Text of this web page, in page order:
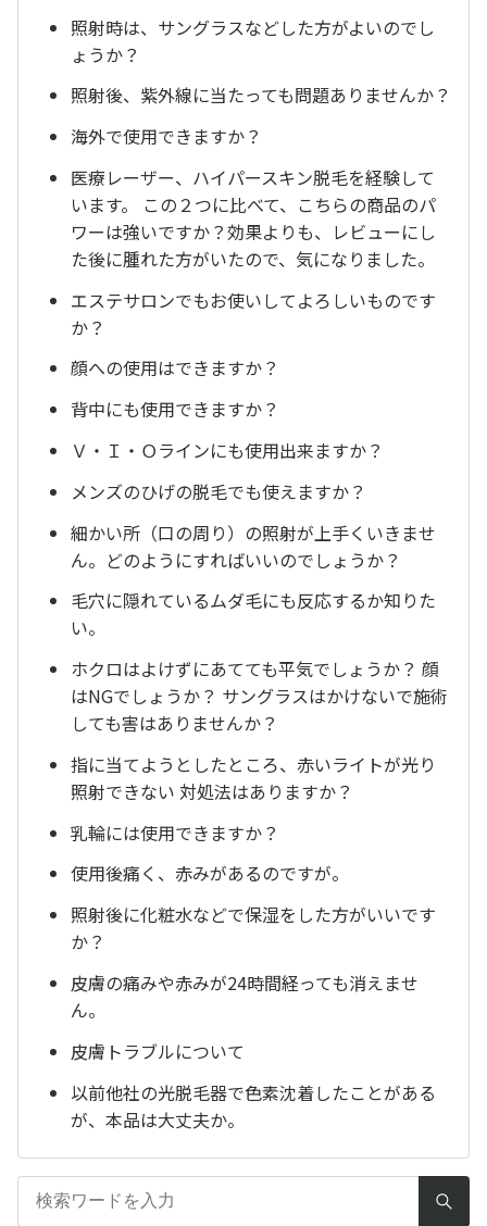
照射時は、サングラスなどした方がよいのでし
ょうか？
照射後、紫外線に当たっても問題ありませんか？
海外で使用できますか？
医療レーザー、ハイパースキン脱毛を経験して
います。 この２つに比べて、こちらの商品のパ
ワーは強いですか？効果よりも、レビューにし
た後に腫れた方がいたので、気になりました。
エステサロンでもお使いしてよろしいものです
か？
顔への使用はできますか？
背中にも使用できますか？
Ｖ・Ｉ・Ｏラインにも使用出来ますか？
メンズのひげの脱毛でも使えますか？
細かい所（口の周り）の照射が上手くいきませ
ん。どのようにすればいいのでしょうか？
毛穴に隠れているムダ毛にも反応するか知りた
い。
ホクロはよけずにあてても平気でしょうか？ 顔
はNGでしょうか？ サングラスはかけないで施術
しても害はありませんか？
指に当てようとしたところ、赤いライトが光り
照射できない 対処法はありますか？
乳輪には使用できますか？
使用後痛く、赤みがあるのですが。
照射後に化粧水などで保湿をした方がいいです
か？
皮膚の痛みや赤みが24時間経っても消えませ
ん。
皮膚トラブルについて
以前他社の光脱毛器で色素沈着したことがある
が、本品は大丈夫か。